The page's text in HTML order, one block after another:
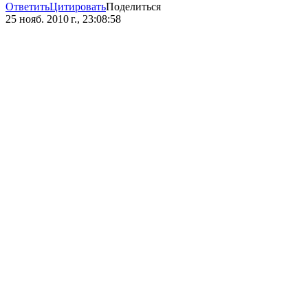
ОтветитьЦитироватьПоделиться
25 нояб. 2010 г., 23:08:58